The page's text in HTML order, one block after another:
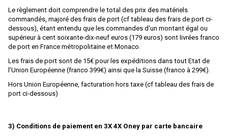
Atelier Debelleyme
ATHEARN
ATLAS
ATLAS EDITION
Auhagen
AVAN STYLE
Le règlement doit comprendre le total des prix des matériels
commandés, majoré des frais de port (cf tableau des frais de port ci-
dessous), étant entendu que les commandes d'un montant égal ou
supérieur à cent soixante-dix-neuf euros (179 euros) sont livrées franco
de port en France métropolitaine et Monaco.
Les frais de port sont de 15€ pour les expéditions dans tout Etat de
l’Union Européenne (franco 399€) ainsi que la Suisse (franco à 299€).
Hors Union Européenne, facturation hors taxe (cf tableau des frais de
port ci-dessous)
3) Conditions de paiement en 3X 4X Oney par carte bancaire